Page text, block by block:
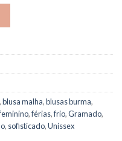
,blusa malha,blusas burma,
,férias,frio,Gramado,
, sofisticado,Unissex